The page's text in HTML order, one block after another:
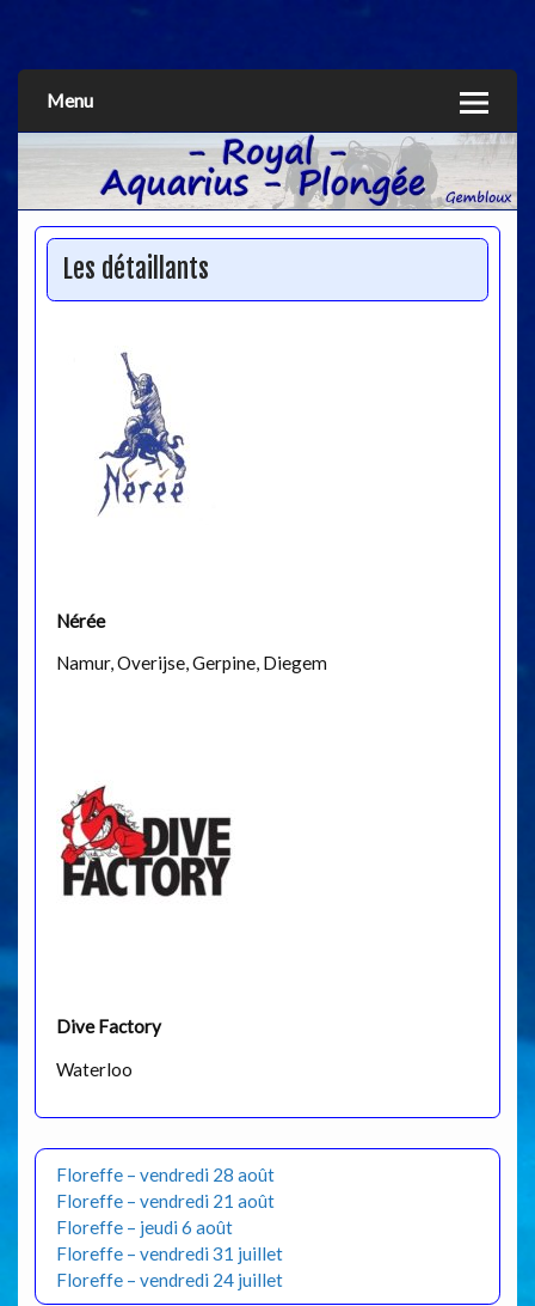
Menu
Les détaillants
Nérée
Namur, Overijse, Gerpine, Diegem
Dive Factory
Waterloo
Floreffe – vendredi 28 août
Floreffe – vendredi 21 août
Floreffe – jeudi 6 août
Floreffe – vendredi 31 juillet
Floreffe – vendredi 24 juillet